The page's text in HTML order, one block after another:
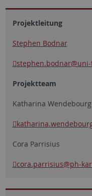
Projektleitung
Stephen Bodnar
stephen.bodnar
Projektteam
Katharina Wendebourg
Cora Parrisius
cora.parrisius@ph-